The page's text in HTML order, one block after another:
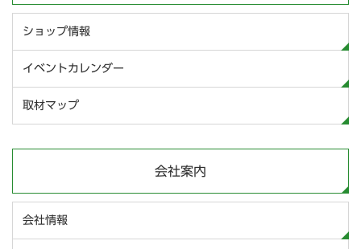
ショップ情報
イベントカレンダー
取材マップ
会社案内
会社情報